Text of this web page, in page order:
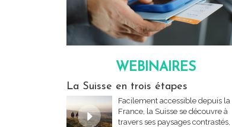
WEBINAIRES
La Suisse en trois étapes
Facilement accessible depuis la
France, la Suisse se découvre à
travers ses paysages contrastés,